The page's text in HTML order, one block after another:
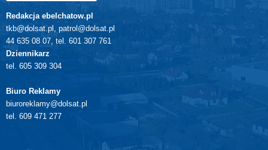
Redakcja ebelchatow.pl
tkb@dolsat.pl, patrol@dolsat.pl
44 635 08 07, tel. 601 307 761
Dziennikarz
tel. 605 309 304
Biuro Reklamy
biuroreklamy@dolsat.pl
tel. 609 471 277